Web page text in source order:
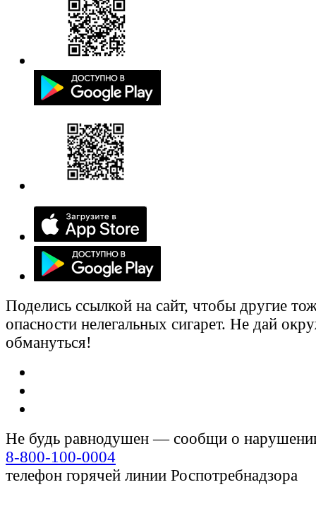
Поделись ссылкой на сайт, чтобы другие
опасности нелегальных сигарет. Не дай
обмануться!
Не будь равнодушен — сообщи о
8-800-100-0004
телефон горячей линии Роспотребнадзора